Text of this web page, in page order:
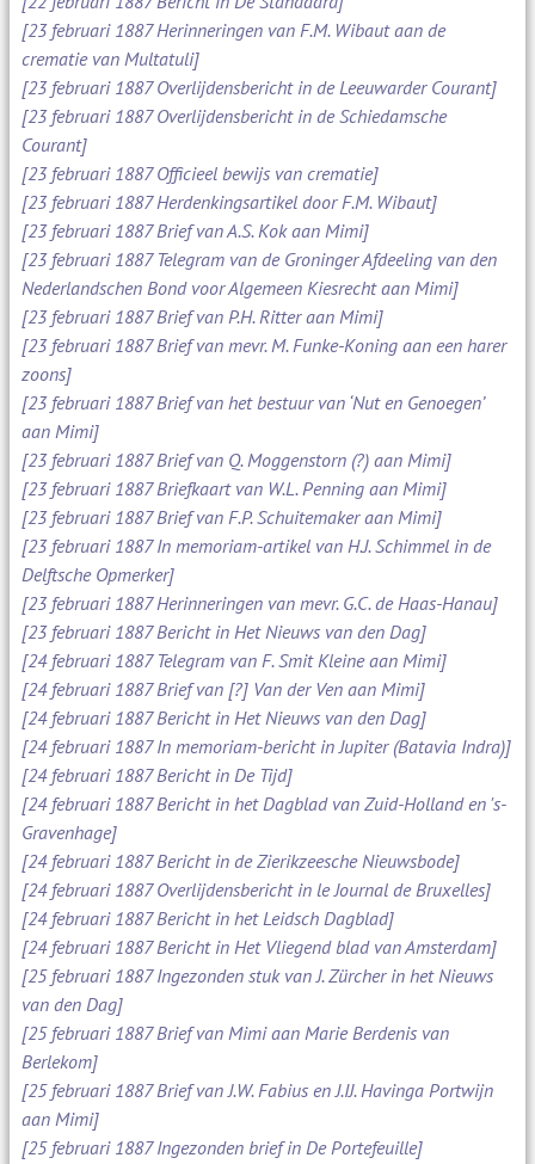
[23 februari 1887 Herinneringen van F.M. Wibaut aan de
crematie van Multatuli]
[23 februari 1887 Overlijdensbericht in de Leeuwarder Courant]
[23 februari 1887 Overlijdensbericht in de Schiedamsche
Courant]
[23 februari 1887 Officieel bewijs van crematie]
[23 februari 1887 Herdenkingsartikel door F.M. Wibaut]
[23 februari 1887 Brief van A.S. Kok aan Mimi]
[23 februari 1887 Telegram van de Groninger Afdeeling van den
Nederlandschen Bond voor Algemeen Kiesrecht aan Mimi]
[23 februari 1887 Brief van P.H. Ritter aan Mimi]
[23 februari 1887 Brief van mevr. M. Funke-Koning aan een harer
zoons]
[23 februari 1887 Brief van het bestuur van ‘Nut en Genoegen’
aan Mimi]
[23 februari 1887 Brief van Q. Moggenstorn (?) aan Mimi]
[23 februari 1887 Briefkaart van W.L. Penning aan Mimi]
[23 februari 1887 Brief van F.P. Schuitemaker aan Mimi]
[23 februari 1887 In memoriam-artikel van H.J. Schimmel in de
Delftsche Opmerker]
[23 februari 1887 Herinneringen van mevr. G.C. de Haas-Hanau]
[23 februari 1887 Bericht in Het Nieuws van den Dag]
[24 februari 1887 Telegram van F. Smit Kleine aan Mimi]
[24 februari 1887 Brief van [?] Van der Ven aan Mimi]
[24 februari 1887 Bericht in Het Nieuws van den Dag]
[24 februari 1887 In memoriam-bericht in Jupiter (Batavia Indra)]
[24 februari 1887 Bericht in De Tijd]
[24 februari 1887 Bericht in het Dagblad van Zuid-Holland en 's-
Gravenhage]
[24 februari 1887 Bericht in de Zierikzeesche Nieuwsbode]
[24 februari 1887 Overlijdensbericht in le Journal de Bruxelles]
[24 februari 1887 Bericht in het Leidsch Dagblad]
[24 februari 1887 Bericht in Het Vliegend blad van Amsterdam]
[25 februari 1887 Ingezonden stuk van J. Zürcher in het Nieuws
van den Dag]
[25 februari 1887 Brief van Mimi aan Marie Berdenis van
Berlekom]
[25 februari 1887 Brief van J.W. Fabius en J.IJ. Havinga Portwijn
aan Mimi]
[25 februari 1887 Ingezonden brief in De Portefeuille]